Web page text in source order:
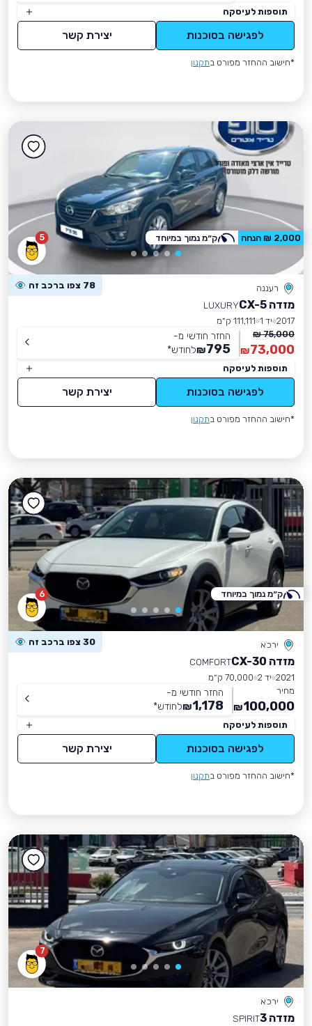
תוספות לעיסקה
לפגישה בסוכנות יצירת קשר
*חישוב ההחזר מפורט בתקנון
5
רעננה 78 צפו ברכב זה
מזדה CX-5
LUXURY
2017 יד 1
111,111 ק״מ
75,000 ₪
73,000
₪
החזר חודשי מ-
795
₪לחודש*
תוספות לעיסקה
לפגישה בסוכנות יצירת קשר
*חישוב ההחזר מפורט בתקנון
2,000 ₪ הנחה ק״מ נמוך במיוחד
6
ירכא 30 צפו ברכב זה
מזדה CX-30
COMFORT
2021 יד 2
70,000 ק״מ
מחיר
100,000
₪
החזר חודשי מ-
1,178
₪לחודש*
תוספות לעיסקה
לפגישה בסוכנות יצירת קשר
*חישוב ההחזר מפורט בתקנון
ק״מ נמוך במיוחד
7
ירכא
מזדה 3
SPIRIT